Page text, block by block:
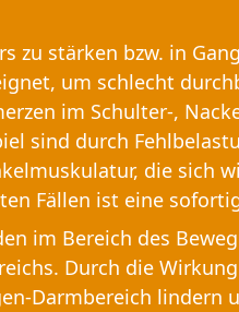
zu stärken bzw. in
um schlecht
im Schulter-,
sind durch
die sich
Fällen ist eine
im Bereich des
Durch die
Darmbereich lindern